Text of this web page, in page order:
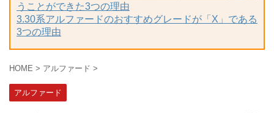
うことができた3つの理由
3.30系アルファードのおすすめグレードが「X」である
3つの理由
HOME > アルファード >
アルファード